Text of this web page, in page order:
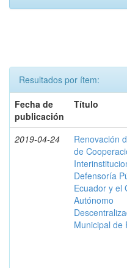
Resultados por ítem:
Fecha de
publicación
Título
2019-04-24
Renovación
de
Defensoría
Ecuador y el
Autónomo
Municipal de